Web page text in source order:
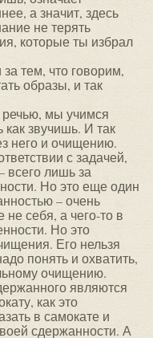
а значит, здесь
не терять
которые ты избрал
тем, что говорим,
образы, и так
речью, мы учимся
как звучишь. И так
него и очищению.
с задачей,
всего лишь за
Но это еще один
– очень
себя, а чего-то в
Но это
Его нельзя
понять и охватить,
очищению.
являются
как это
в самокате и
сдержанности. А